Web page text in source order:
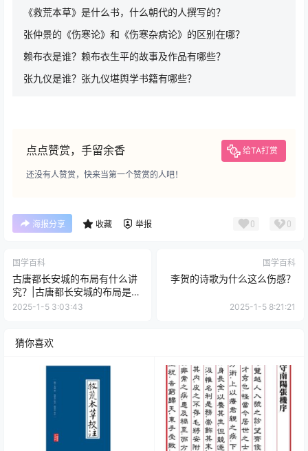
《救荒本草》是什么书，什么朝代的人撰写的？
张仲景的《伤寒论》和《伤寒杂病论》的区别在哪？
赖布衣是谁？赖布衣生平的故事及作品有哪些？
张九仪是谁？张九仪堪舆学书籍有哪些？
点点赞赏，手留余香 给TA打赏
还没有人赞赏，快来当第一个赞赏的人吧！
海报分享 收藏 举报 0 0
国学百科
古唐都长安城的布局有什么讲
究？|古唐都长安城的布局是什
么样的？
2025-1-5 3:03:43
国学百科
李贺的诗歌为什么这么伤感？
2025-1-5 8:21:21
猜你喜欢